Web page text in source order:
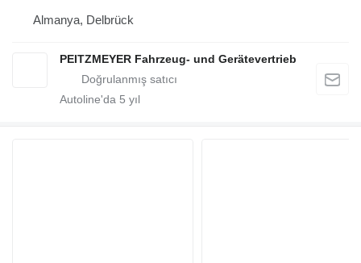
Almanya, Delbrück
PEITZMEYER Fahrzeug- und Gerätevertrieb
Autoline'da 5 yıl